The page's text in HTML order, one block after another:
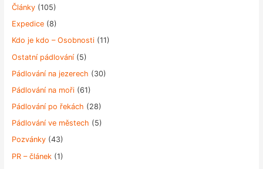
Články(105)
Expedice(8)
Kdo je kdo – Osobnosti(11)
Ostatní pádlování(5)
Pádlování na jezerech (30)
Pádlování na moři(61)
Pádlování po řekách (28)
Pádlování ve městech (5)
Pozvánky(43)
PR – článek(1)